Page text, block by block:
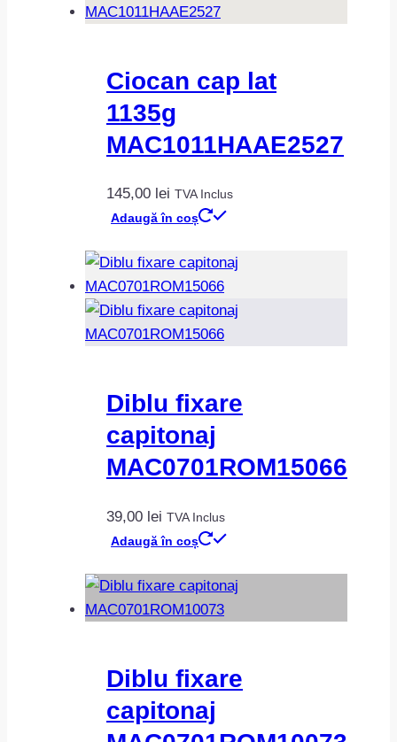
Ciocan cap lat
1135g
MAC1011HAAE2527
145,00 lei TVA Inclus
Adaugă în coș
Diblu fixare
capitonaj
MAC0701ROM15066
39,00 lei TVA Inclus
Adaugă în coș
Diblu fixare
capitonaj